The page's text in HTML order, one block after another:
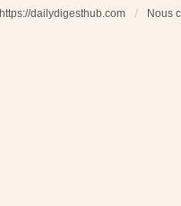
https://dailydigesthub.com Nous